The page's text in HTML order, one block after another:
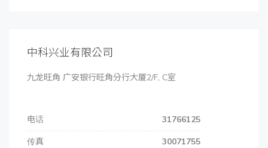
中科兴业有限公司
九龙旺角 广安银行旺角分行大厦2/F, C室
电话
31766125
传真
30071755